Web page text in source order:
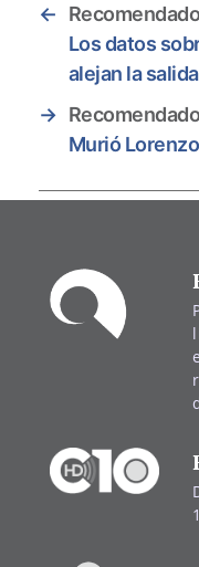
←
Los datos
alejan la
→
Murió